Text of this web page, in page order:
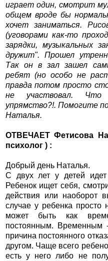
играет один, смотрит
общем вроде бы
хочет заниматься.
(уговорами как-то
зарядки, музыкальных
дружит". Прошел
Так он в зал зашел
ребят (но особо не
правда потом просто
не участвовал.
упрямство?!. Помогите
Наталья.
ОТВЕЧАЕТ Фетисова
психолог ) :
Добрый день Наталья.
С двух лет у детей идет
Ребенок ищет себя,
действия или наоборот
случае у ребенка просто
может быть как
постоянным. Временным
причина постоянного
другом. Чаще всего
есть у него либо не